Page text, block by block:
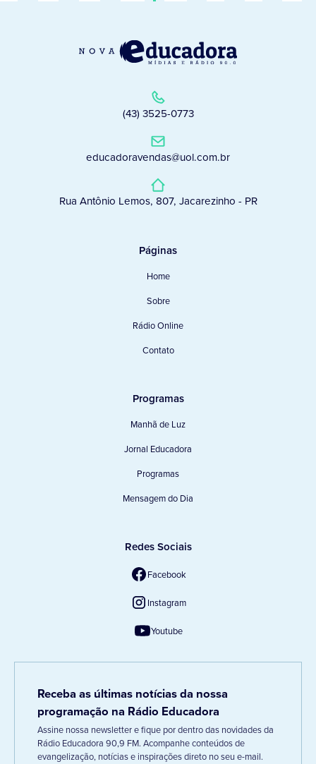
(43) 3525-0773
educadoravendas@uol.com.br
Rua Antônio Lemos, 807, Jacarezinho - PR
Páginas
Home
Sobre
Rádio Online
Contato
Programas
Manhã de Luz
Jornal Educadora
Programas
Mensagem do Dia
Redes Sociais
Facebook
Instagram
Youtube
Receba as últimas notícias da nossa
programação na Rádio Educadora
Assine nossa newsletter e fique por dentro das novidades da
Rádio Educadora 90,9 FM. Acompanhe conteúdos de
evangelização, notícias e inspirações direto no seu e-mail.